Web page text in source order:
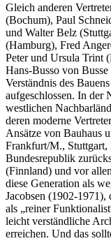
Gleich anderen
(Bochum), Paul
und Walter Belz
(Hamburg), Fred
Peter und Ursula Trint
Hans-Busso von
Verständnis des
aufgeschlossen. In der
westlichen
deren moderne
Ansätze von Bauhaus
Frankfurt/M., Stuttgart,
Bundesrepublik
(Finnland) und vor
diese Generation als
Jacobsen (1902-1971),
als „reiner
leicht verständliche
erreichen. Und das